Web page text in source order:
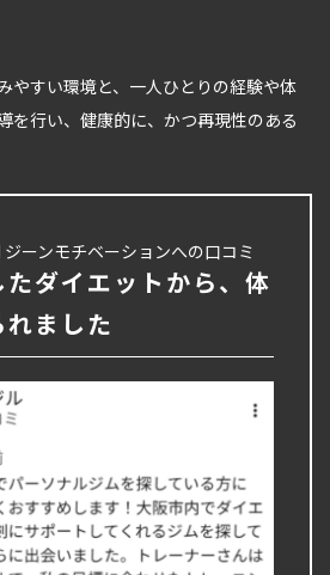
やすい環境と、一人ひとりの経験や体
を行い、健康的に、かつ再現性のある
ーンモチベーションへの口コミ
ダイエットから、体
ました